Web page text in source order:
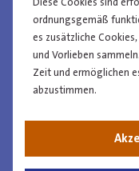
ordnungsgemäß
es zusätzliche
und Vorlieben
Zeit und ermöglichen
abzustimmen.
Für die